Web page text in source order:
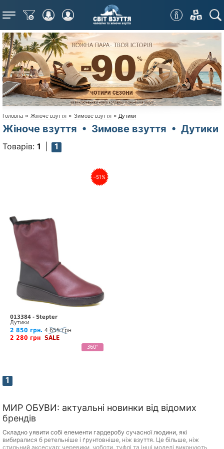
Меню
Головна » Жіноче взуття » Зимове взуття » Дутики
Жіноче взуття • Зимове взуття • Дутики
Товарів: 1 1
–51%
013384 - Stepter
Дутики
2 850 грн. 4 655 грн
2 280 грн SALE
360°
1
МИР ОБУВИ: актуальні новинки від відомих
брендів
Складно уявити собі елементи гардеробу сучасної людини, які
вибиралися б ретельніше і ґрунтовніше, ніж взуття. Це більше, ніж
стильний аксесуар: черевики, чоботи, туфлі та інші моделі виконують